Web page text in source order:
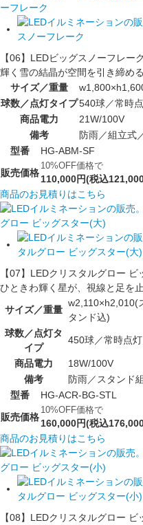
【06】LEDビッグスノーフレーク
輝く雪の結晶が空間を引き締め
サイズ／重量
球数／点灯タイプ540球／常時
商品電力
21W/100V
備考
防雨／組立式
型番
HG-ABM-SF
販売価格
10%OFF価格で
110,000円(税込
商品のお見積りはこちら
【07】LEDクリスタルグロー ビ
ひときわ輝く星が、視線と足を
サイズ／重量
w2,110×h2,010(
タンド込)
球数／点灯タ
イプ
450球／常時点灯
商品電力
18W/100V
備考
防雨／スタンド
型番
HG-ACR-BG-STL
販売価格
10%OFF価格で
160,000円(税込
商品のお見積りはこちら
【08】LEDクリスタルグロー ビ